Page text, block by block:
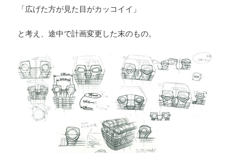
「広げた方が見た目がカッコイイ」
と考え、途中で計画変更した末のもの。